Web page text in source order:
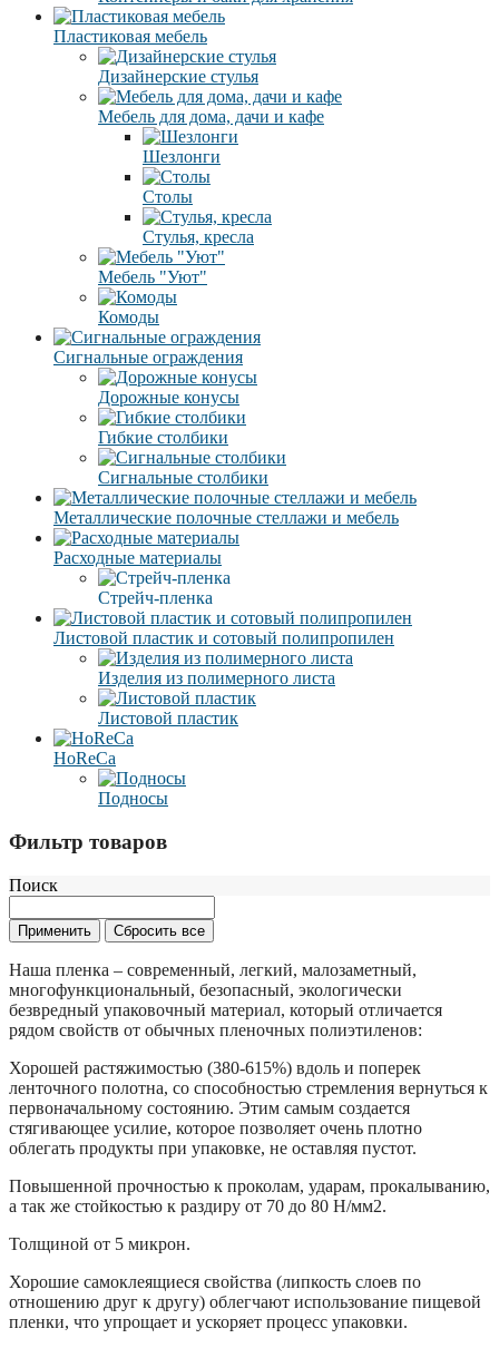
Пластиковая мебель
Дизайнерские стулья
Мебель для дома, дачи и кафе
Шезлонги
Столы
Стулья, кресла
Мебель "Уют"
Комоды
Сигнальные ограждения
Дорожные конусы
Гибкие столбики
Сигнальные столбики
Металлические полочные стеллажи и мебель
Расходные материалы
Стрейч-пленка
Листовой пластик и сотовый полипропилен
Изделия из полимерного листа
Листовой пластик
HoReCa
Подносы
Фильтр товаров
Поиск
Наша пленка – современный, легкий, малозаметный,
многофункциональный, безопасный, экологически
безвредный упаковочный материал, который отличается
рядом свойств от обычных пленочных полиэтиленов:
Хорошей растяжимостью (380-615%) вдоль и поперек
ленточного полотна, со способностью стремления вернуться к
первоначальному состоянию. Этим самым создается
стягивающее усилие, которое позволяет очень плотно
облегать продукты при упаковке, не оставляя пустот.
Повышенной прочностью к проколам, ударам, прокалыванию,
а так же стойкостью к раздиру от 70 до 80 Н/мм2.
Толщиной от 5 микрон.
Хорошие самоклеящиеся свойства (липкость слоев по
отношению друг к другу) облегчают использование пищевой
пленки, что упрощает и ускоряет процесс упаковки.